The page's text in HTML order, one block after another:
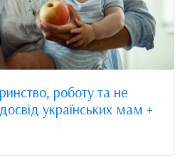
роботу та не
українських мам +